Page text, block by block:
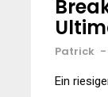
Patrick -
Ein